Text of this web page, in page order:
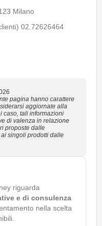
Milano
02.72626464
pagina hanno carattere
aggiornate alla
caso, tali informazioni
di valenza in relazione
proposte dalle
singoli prodotti dalle
riguarda
e di consulenza
nella scelta